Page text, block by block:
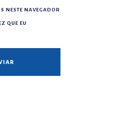
NESTE NAVEGADOR
QUE EU